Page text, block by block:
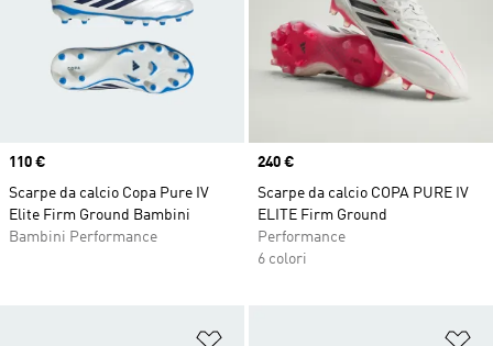
Price
110 €
Scarpe da calcio Copa Pure IV
Elite Firm Ground Bambini
Bambini Performance
Price
240 €
Scarpe da calcio COPA PURE IV
ELITE Firm Ground
Performance
6 colori
Aggiungi alla lista dei desideri